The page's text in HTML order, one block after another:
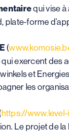
qui vise
plate-forme
(
exercent des
et
les
https://
Le projet de